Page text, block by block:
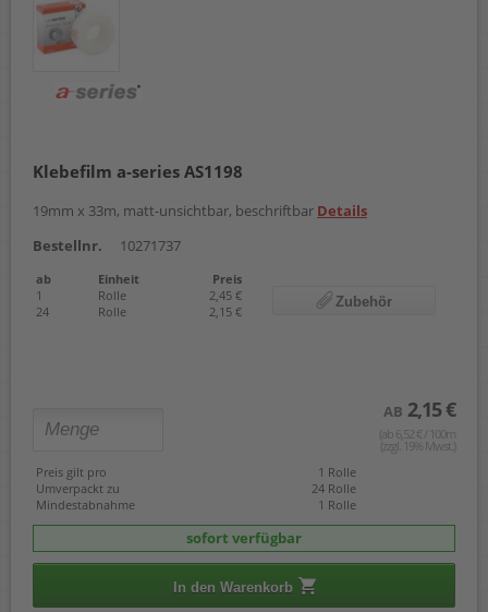
Klebefilm a-series AS1198
19mm x 33m, matt-unsichtbar, beschriftbar Details
Bestellnr.
10271737
ab Einheit
Preis
1
Rolle
2,45 €
24
Rolle 2,15 €
Zubehör
AB 2,15 €
(ab 6,52 € / 100m
(zzgl. 19% Mwst.)
Preis gilt pro
1 Rolle
Umverpackt zu
24 Rolle
Mindestabnahme
1 Rolle
sofort verfügbar
In den Warenkorb